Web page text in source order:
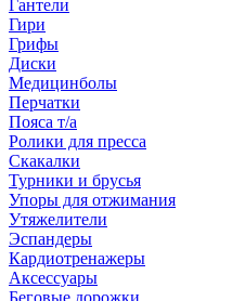
Гантели
Гири
Грифы
Диски
Медицинболы
Перчатки
Пояса т/а
Ролики для пресса
Скакалки
Турники и брусья
Упоры для отжимания
Утяжелители
Эспандеры
Кардиотренажеры
Аксессуары
Беговые дорожки